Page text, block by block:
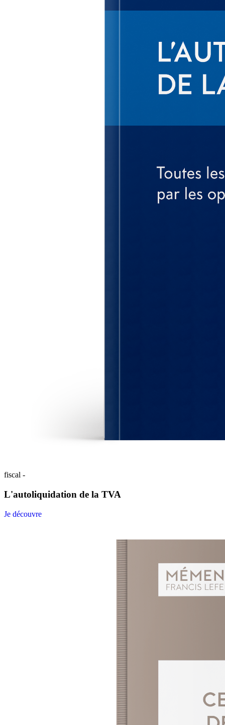
fiscal -
L'autoliquidation de la TVA
Je découvre